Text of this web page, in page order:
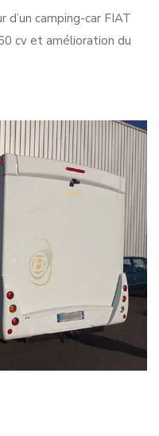
camping-car FIAT
cv et amélioration du